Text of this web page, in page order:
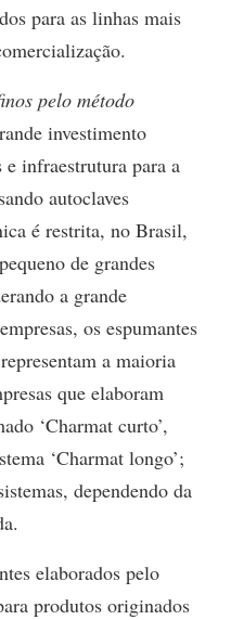
para as linhas mais
pelo método
investimento
e infraestrutura para a
autoclaves
é restrita, no Brasil,
de grandes
a grande
os espumantes
a maioria
que elaboram
‘Charmat curto’,
‘Charmat longo’;
dependendo da
elaborados pelo
produtos originados